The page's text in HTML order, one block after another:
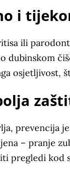
i
ili
dubinskom
osjetljivost,
prevencija
– pranje
pregledi kod